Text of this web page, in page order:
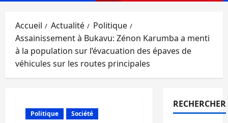
Accueil Actualité
Politique
Assainissement à Bukavu: Zénon Karumba a menti
à la population sur l’évacuation des épaves de
véhicules sur les routes principales
Politique Société
RECHERCHER